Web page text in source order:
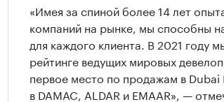
«Имея за спиной более 14 лет
компаний на рынке, мы способны
для каждого клиента. В 2021 году
рейтинге ведущих мировых
первое место по продажам в
в DAMAC, ALDAR и EMAAR», —